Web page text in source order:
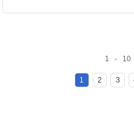
1 - 10
1 2 3